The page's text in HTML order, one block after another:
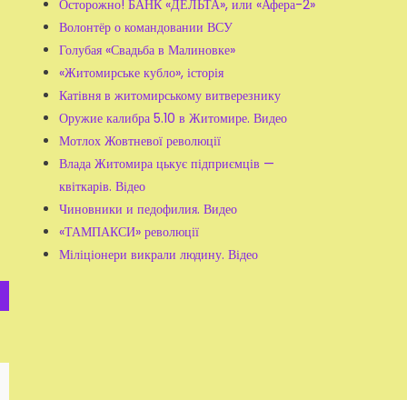
Осторожно! БАНК «ДЕЛЬТА», или «Афера-2»
Волонтёр о командовании ВСУ
Голубая «Свадьба в Малиновке»
«Житомирське кубло», історія
Катівня в житомирському витверезнику
Оружие калибра 5.10 в Житомире. Видео
Мотлох Жовтневої революції
Влада Житомира цькує підприємців —
квіткарів. Відео
Чиновники и педофилия. Видео
«ТАМПАКСИ» революції
Міліціонери викрали людину. Відео